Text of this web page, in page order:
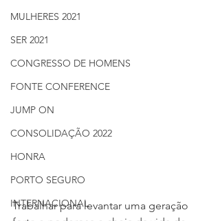
MULHERES 2021
SER 2021
CONGRESSO DE HOMENS
FONTE CONFERENCE
JUMP ON
CONSOLIDAÇÃO 2022
HONRA
PORTO SEGURO
INTERNACIONAL
Trabalhar para levantar uma geração